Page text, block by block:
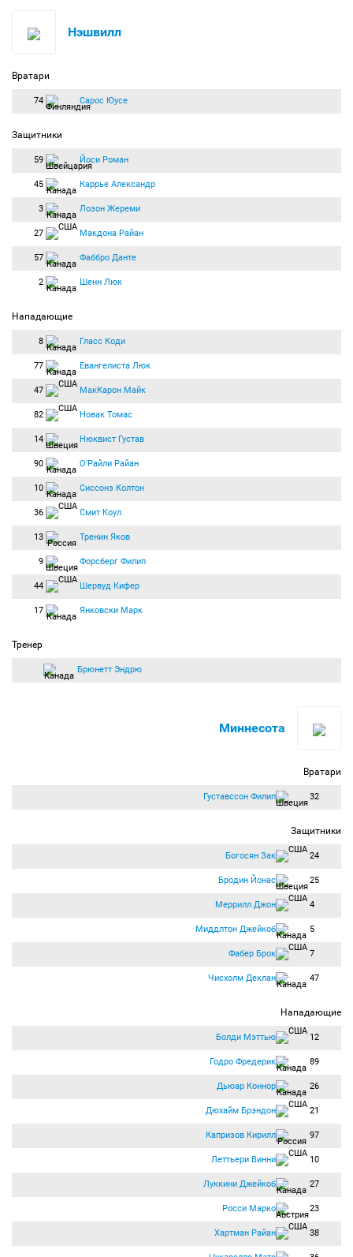
Нэшвилл
Вратари
74 Сарос Юусе
Защитники
59 Йоси Роман
45 Каррье Александр
3 Лозон Жереми
27 Макдона Райан
57 Фаббро Данте
2 Шенн Люк
Нападающие
8 Гласс Коди
77 Евангелиста Люк
47 МакКарон Майк
82 Новак Томас
14 Нюквист Густав
90 О'Райли Райан
10 Сиссонз Колтон
36 Смит Коул
13 Тренин Яков
9 Форсберг Филип
44 Шервуд Кифер
17 Янковски Марк
Тренер
Брюнетт Эндрю
Миннесота
Вратари
Густавссон Филип 32
Защитники
Богосян Зак 24
Бродин Йонас 25
Меррилл Джон 4
Миддлтон Джейкоб 5
Фабер Брок 7
Чисхолм Деклан 47
Нападающие
Болди Мэттью 12
Годро Фредерик 89
Дьюар Коннор 26
Дюхайм Брэндон 21
Капризов Кирилл 97
Леттьери Винни 10
Луккини Джейкоб 27
Росси Марко 23
Хартман Райан 38